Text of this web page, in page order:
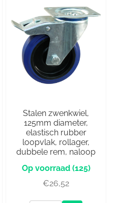
Stalen zwenkwiel,
125mm diameter,
elastisch rubber
loopvlak, rollager,
dubbele rem, naloop
(125)
€26,52